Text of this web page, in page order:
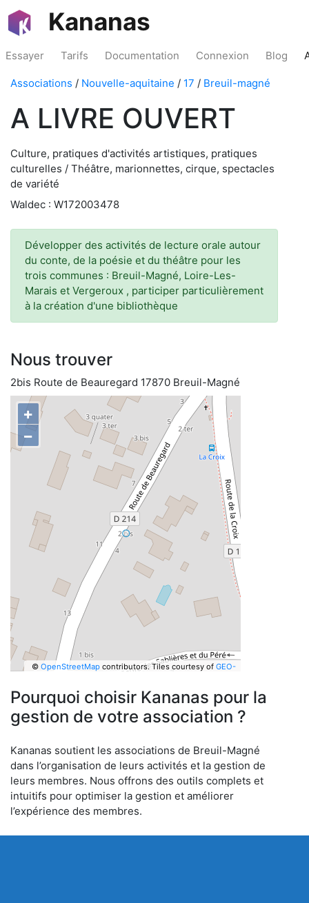
Kananas
Essayer Tarifs Documentation Connexion Blog
Associations / Nouvelle-aquitaine / 17 / Breuil-magné
A LIVRE OUVERT
Culture, pratiques d'activités artistiques, pratiques
culturelles / Théâtre, marionnettes, cirque, spectacles
de variété
Waldec : W172003478
Développer des activités de lecture orale autour
du conte, de la poésie et du théâtre pour les
trois communes : Breuil-Magné, Loire-Les-
Marais et Vergeroux , participer particulièrement
à la création d'une bibliothèque
Nous trouver
2bis Route de Beauregard 17870 Breuil-Magné
+
−
© OpenStreetMapcontributors. Tiles courtesy of GEO-
Pourquoi choisir Kananas pour la
gestion de votre association ?
Kananas soutient les associations de Breuil-Magné
dans l’organisation de leurs activités et la gestion de
leurs membres. Nous offrons des outils complets et
intuitifs pour optimiser la gestion et améliorer
l’expérience des membres.